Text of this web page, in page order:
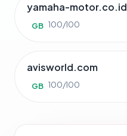
yamaha-motor.co.id
GB 100/100
avisworld.com
GB 100/100